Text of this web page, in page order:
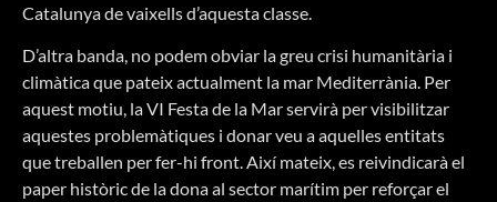
Catalunya de vaixells d’aquesta classe.
D’altra banda, no podem obviar la greu crisi humanitària i
climàtica que pateix actualment la mar Mediterrània. Per
aquest motiu, la VI Festa de la Mar servirà per visibilitzar
aquestes problemàtiques i donar veu a aquelles entitats
que treballen per fer-hi front. Així mateix, es reivindicarà el
paper històric de la dona al sector marítim per reforçar el